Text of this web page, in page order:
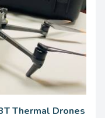
Thermal Drones